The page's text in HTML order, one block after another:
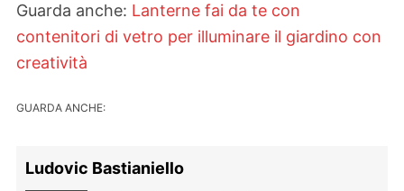
Guarda anche: Lanterne fai da te con
contenitori di vetro per illuminare il giardino con
creatività
GUARDA ANCHE:
Ludovic Bastianiello